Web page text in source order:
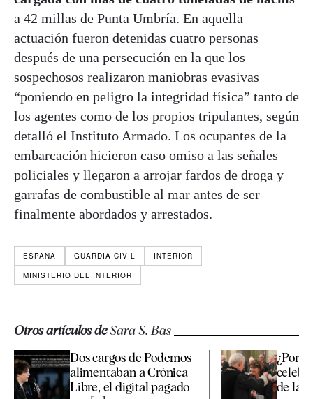
a 42 millas de Punta Umbría. En aquella
actuación fueron detenidas cuatro personas
después de una persecución en la que los
sospechosos realizaron maniobras evasivas
“poniendo en peligro la integridad física” tanto de
los agentes como de los propios tripulantes, según
detalló el Instituto Armado. Los ocupantes de la
embarcación hicieron caso omiso a las señales
policiales y llegaron a arrojar fardos de droga y
garrafas de combustible al mar antes de ser
finalmente abordados y arrestados.
ESPAÑA GUARDIA CIVIL
INTERIOR
MINISTERIO DEL INTERIOR
Otros artículos deSara S. Bas
Dos cargos de Podemos
alimentaban a Crónica
Libre, el digital pagado
¿Por
de la